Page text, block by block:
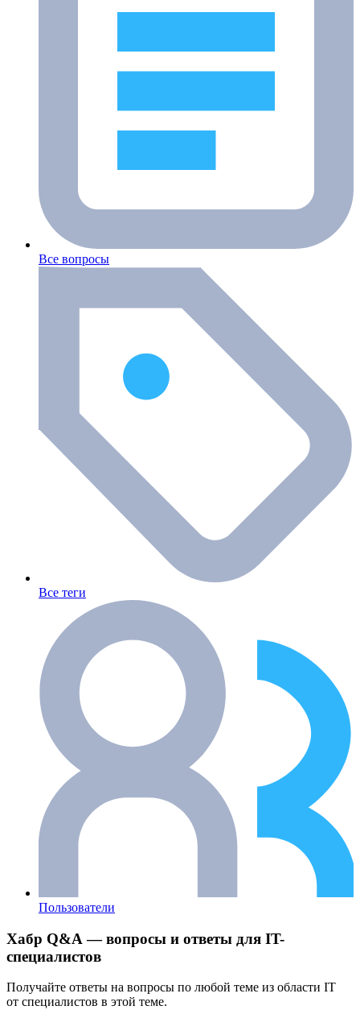
Все вопросы
Все теги
Пользователи
Хабр Q&A — вопросы и ответы для IT-
специалистов
Получайте ответы на вопросы по любой теме из области IT
от специалистов в этой теме.